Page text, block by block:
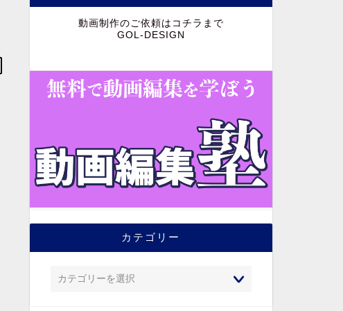
動画制作のご依頼はコチラまで
GOL-DESIGN
カテゴリー